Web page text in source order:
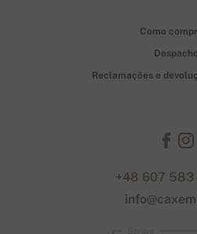
Como
Despacho
Reclamações e
+48 607 583